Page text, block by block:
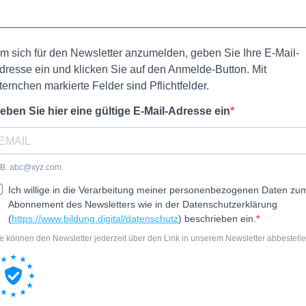
sich für den Newsletter anzumelden, geben Sie Ihre E-Mail-
ein und klicken Sie auf den Anmelde-Button. Mit
markierte Felder sind Pflichtfelder.
Sie hier eine gültige E-Mail-Adresse ein
abc@xyz.com.
Ich willige in die Verarbeitung meiner personenbezogenen Daten
Abonnement des Newsletters wie in der Datenschutzerklärung
(https://www.bildung.digital/datenschutz) beschrieben ein.
können den Newsletter jederzeit über den Link in unserem Newsletter